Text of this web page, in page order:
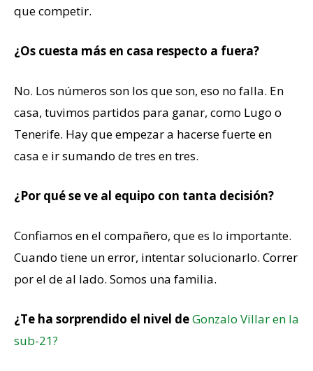
que competir.
¿Os cuesta más en casa respecto a fuera?
No. Los números son los que son, eso no falla. En
casa, tuvimos partidos para ganar, como Lugo o
Tenerife. Hay que empezar a hacerse fuerte en
casa e ir sumando de tres en tres.
¿Por qué se ve al equipo con tanta decisión?
Confiamos en el compañero, que es lo importante.
Cuando tiene un error, intentar solucionarlo. Correr
por el de al lado. Somos una familia.
¿Te ha sorprendido el nivel deGonzalo Villar en la
sub-21?